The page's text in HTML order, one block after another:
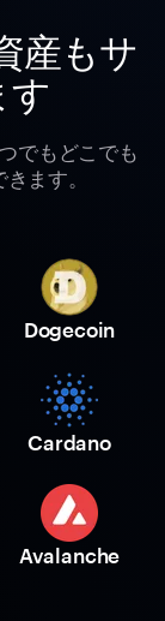
産もサ
す
でもどこでも
ます。
Dogecoin
Cardano
Avalanche